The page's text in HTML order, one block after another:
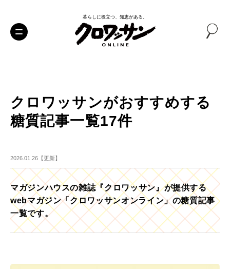
暮らしに役立つ、知恵がある。
クロワッサンがおすすめする
糖質記事一覧17件
2026.01.26【更新】
マガジンハウスの雑誌『クロワッサン』が提供する
webマガジン「クロワッサンオンライン」の糖質記事
一覧です。